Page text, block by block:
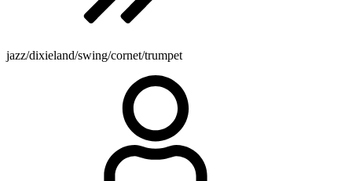
jazz/dixieland/swing/cornet/trumpet